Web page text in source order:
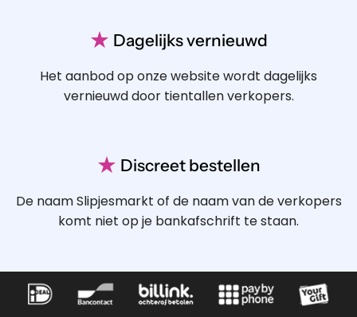
★ Dagelijks vernieuwd
Het aanbod op onze website wordt dagelijks
vernieuwd door tientallen verkopers.
★ Discreet bestellen
De naam Slipjesmarkt of de naam van de verkopers
komt niet op je bankafschrift te staan.